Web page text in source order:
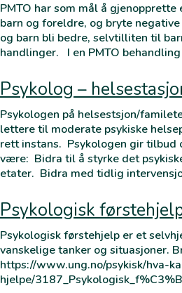
PMTO har som mål å
barn og foreldre, og bryte
og barn bli bedre, selvtilliten til
handlinger. I en PMTO
Psykolog –
Psykologen på helsestsjon/
lettere til moderate psykiske
rett instans. Psykologen gir tilbud
være: Bidra til å styrke det
etater. Bidra med tidlig
Psykologisk
Psykologisk førstehjelp er et
vanskelige tanker og situasjoner.
https://www.ung.no/psykisk/hva-
hjelpe/